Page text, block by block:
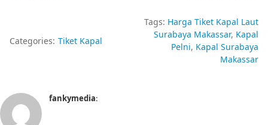
Categories: Tiket Kapal
Tags: Harga Tiket Kapal Laut
Surabaya Makassar Kapal
Pelni Kapal Surabaya
Makassar
fankymedia: